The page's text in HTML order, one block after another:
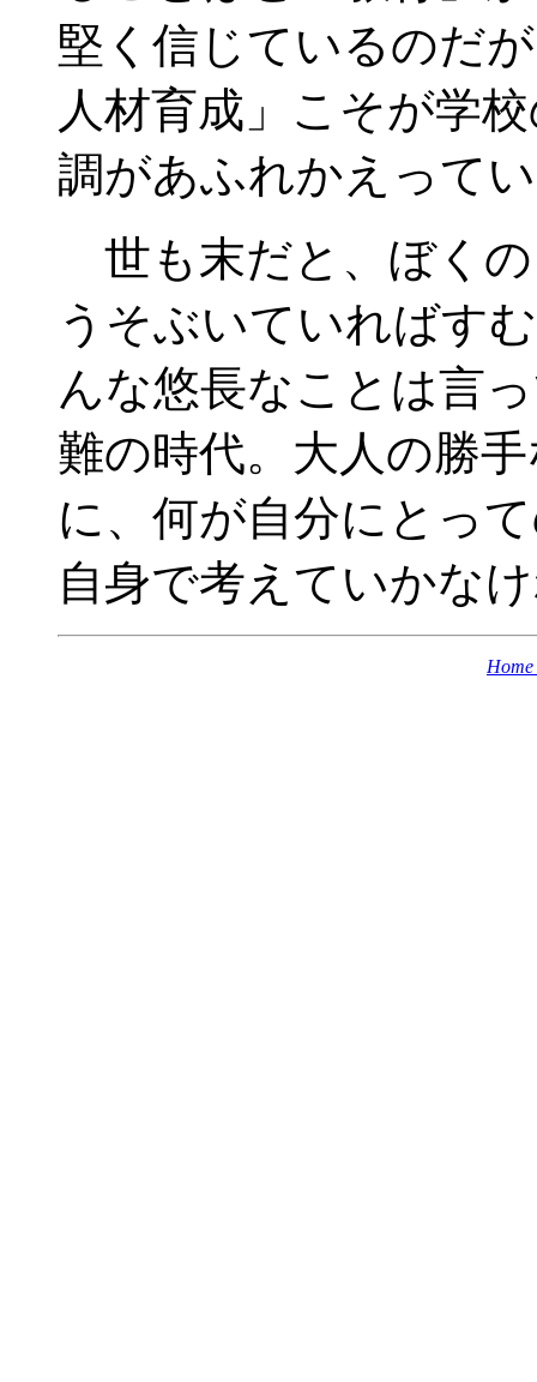
堅く信じているのだ
人材育成」こそが学
調があふれかえって
世も末だと、ぼく
うそぶいていればす
んな悠長なことは言
難の時代。大人の勝
に、何が自分にとっ
自身で考えていかな
Home